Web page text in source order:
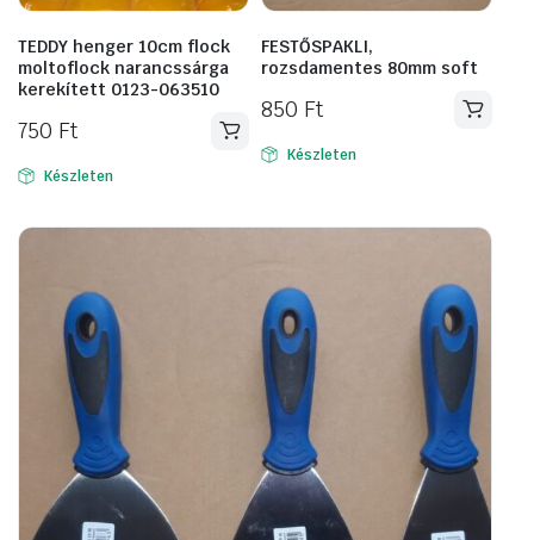
TEDDY henger 10cm flock
moltoflock narancssárga
kerekített 0123-063510
750 Ft
Készleten
FESTŐSPAKLI,
rozsdamentes 80mm soft
850 Ft
Készleten